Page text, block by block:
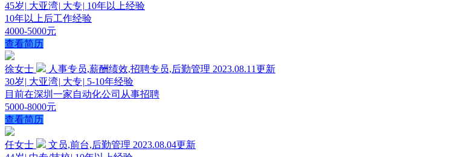
45岁| 大亚湾| 大专| 10年以上经验
10年以上后工作经验
4000-5000元
查看简历
徐女士 人事专员,薪酬绩效,招聘专员,后勤管理 2023.08.11更新
30岁| 大亚湾| 大专| 5-10年经验
目前在深圳一家自动化公司从事招聘
5000-8000元
查看简历
任女士 文员,前台,后勤管理 2023.08.04更新